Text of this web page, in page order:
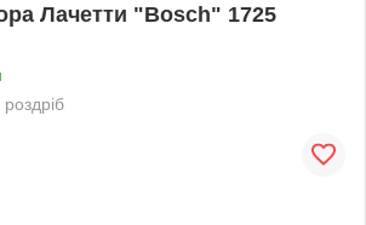
Лачетти "Bosch" 1725
роздріб